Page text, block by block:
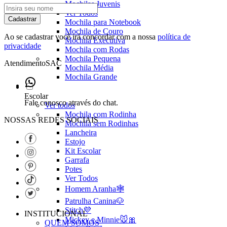
Mochilas Juvenis
Ver Todos
Mochila para Notebook
Mochila de Couro
Mochila Executiva
Mochila com Rodas
Mochila Pequena
Mochila Média
Mochila Grande
Escolar
Ver todos
Mochila com Rodinha
Mochila sem Rodinhas
Lancheira
Estojo
Kit Escolar
Garrafa
Potes
Ver Todos
Homem Aranha🕸️
Patrulha Canina🐶
Stitch💜
Mickey e Minnie🐭🎀
Cadastrar
Ao se cadastrar você irá concordar com a nossa política de
privacidade
AtendimentoSAC
Fale conosco através do chat.
NOSSAS REDES SOCIAIS
INSTITUCIONAL
QUEM SOMOS